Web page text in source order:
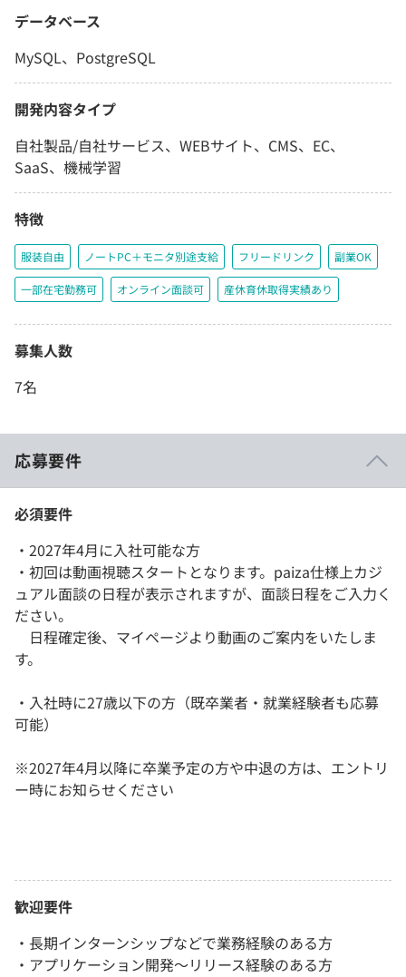
データベース
MySQL、PostgreSQL
開発内容タイプ
自社製品/自社サービス、WEBサイト、CMS、EC、
SaaS、機械学習
特徴
服装自由 ノートPC＋モニタ別途支給 フリードリンク 副業OK
一部在宅勤務可 オンライン面談可 産休育休取得実績あり
募集人数
7名
応募要件
必須要件
・2027年4月に入社可能な方
・初回は動画視聴スタートとなります。paiza仕様上カジ
ュアル面談の日程が表示されますが、面談日程をご入力く
ださい。
日程確定後、マイページより動画のご案内をいたしま
す。
・入社時に27歳以下の方（既卒業者・就業経験者も応募
可能）
※2027年4月以降に卒業予定の方や中退の方は、エントリ
ー時にお知らせください
歓迎要件
・長期インターンシップなどで業務経験のある方
・アプリケーション開発～リリース経験のある方